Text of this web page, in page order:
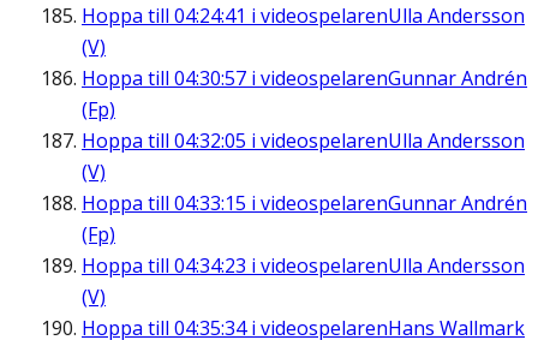
Hoppa till 04:24:41 i videospelarenUlla Andersson
(V)
Hoppa till 04:30:57 i videospelarenGunnar Andrén
(Fp)
Hoppa till 04:32:05 i videospelarenUlla Andersson
(V)
Hoppa till 04:33:15 i videospelarenGunnar Andrén
(Fp)
Hoppa till 04:34:23 i videospelarenUlla Andersson
(V)
Hoppa till 04:35:34i videospelarenHans Wallmark